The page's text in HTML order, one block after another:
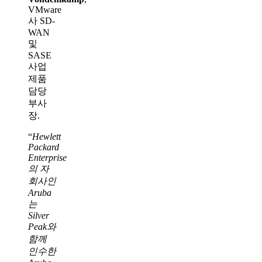
VMware
사 SD-
WAN
및
SASE
사업
제품
담당
부사
장.
“Hewlett
Packard
Enterprise
의 자
회사인
Aruba
는
Silver
Peak와
함께
인수한